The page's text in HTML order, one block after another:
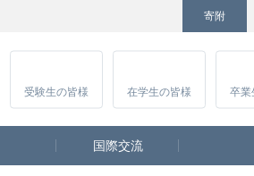
寄附
Instagram
受験生の皆様 在学生の皆様 卒業
国際交流